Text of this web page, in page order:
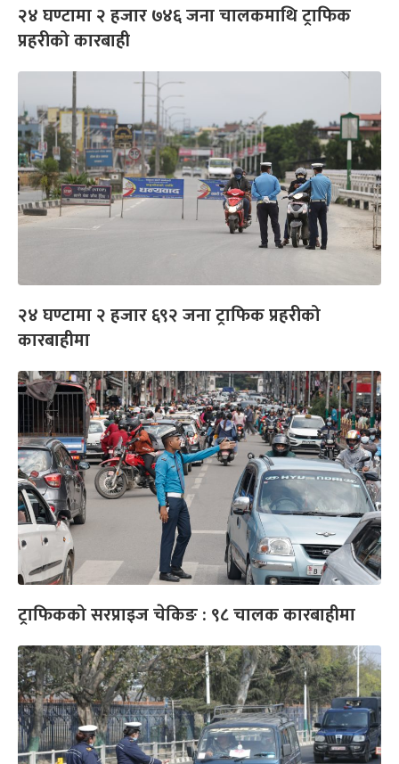
२४ घण्टामा २ हजार ७४६ जना चालकमाथि ट्राफिक
प्रहरीको कारबाही
२४ घण्टामा २ हजार ६९२ जना ट्राफिक प्रहरीको
कारबाहीमा
ट्राफिकको सरप्राइज चेकिङ : ९८ चालक कारबाहीमा